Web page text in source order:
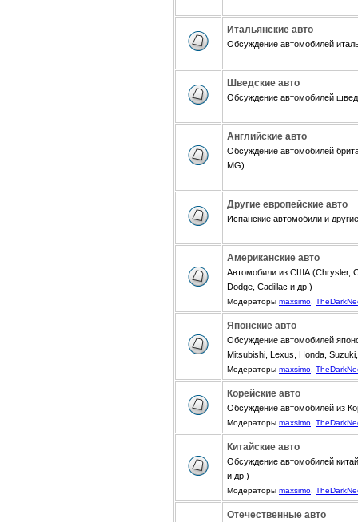
Итальянские авто
Обсуждение автомобилей
Шведские авто
Обсуждение автомобилей
Английские авто
Обсуждение автомобилей
MG)
Другие европейские авто
Испанские автомобили и
Американские авто
Автомобили из США (Chrysler,
Dodge, Cadillac и др.)
Модераторы maxsimo
Японские авто
Обсуждение автомобилей
Mitsubishi, Lexus, Honda,
Модераторы maxsimo
Корейские авто
Обсуждение автомобилей из
Модераторы maxsimo
Китайские авто
Обсуждение автомобилей
и др.)
Модераторы maxsimo
Отечественные авто